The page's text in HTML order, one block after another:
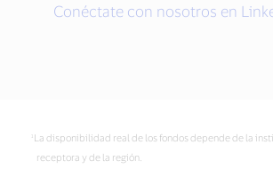
Conéctate con nosotros en
La disponibilidad real de los fondos depende de la
receptora y de la región.